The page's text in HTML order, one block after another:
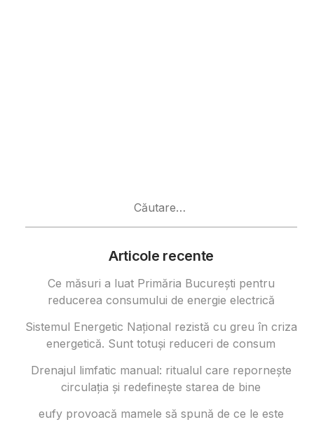
Articole recente
Ce măsuri a luat Primăria București pentru
reducerea consumului de energie electrică
Sistemul Energetic Național rezistă cu greu în criza
energetică. Sunt totuși reduceri de consum
Drenajul limfatic manual: ritualul care repornește
circulația și redefinește starea de bine
eufy provoacă mamele să spună de ce le este